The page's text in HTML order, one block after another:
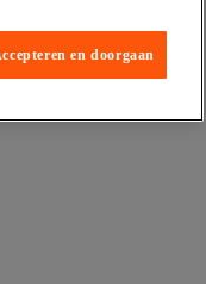
en doorgaan